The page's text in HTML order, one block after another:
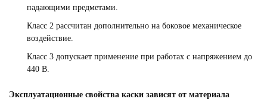
падающими предметами.
Класс 2 рассчитан дополнительно на боковое механическое
воздействие.
Класс 3 допускает применение при работах с напряжением до
440 В.
Эксплуатационные свойства каски зависят от материала